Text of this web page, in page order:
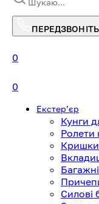
0
0
Екстерʼєр
Кунги
Ролети
Кришки
Силові